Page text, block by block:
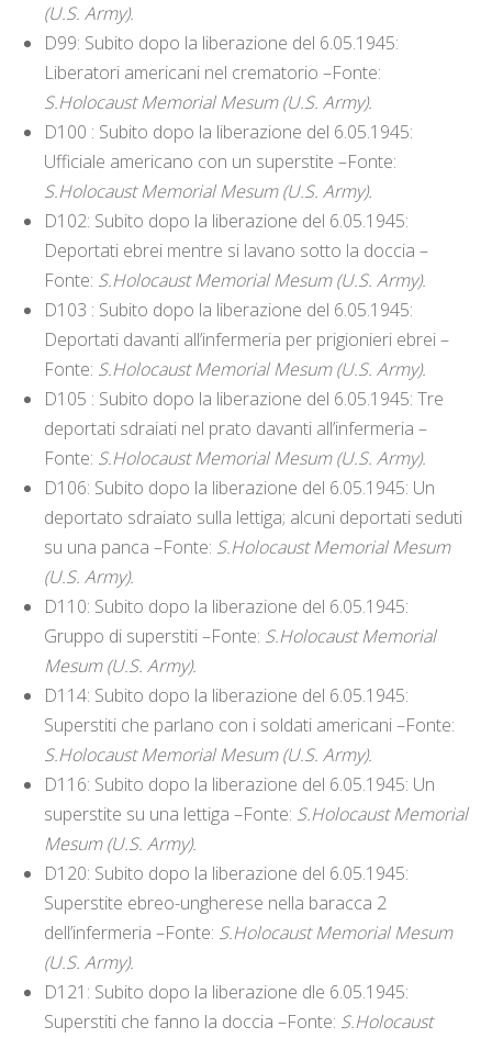
(U.S. Army).
D99: Subito dopo la liberazione del 6.05.1945:
Liberatori americani nel crematorio –Fonte:
S.Holocaust Memorial Mesum (U.S. Army).
D100 : Subito dopo la liberazione del 6.05.1945:
Ufficiale americano con un superstite –Fonte:
S.Holocaust Memorial Mesum (U.S. Army).
D102: Subito dopo la liberazione del 6.05.1945:
Deportati ebrei mentre si lavano sotto la doccia –
Fonte: S.Holocaust Memorial Mesum (U.S. Army).
D103 : Subito dopo la liberazione del 6.05.1945:
Deportati davanti all’infermeria per prigionieri ebrei –
Fonte: S.Holocaust Memorial Mesum (U.S. Army).
D105 : Subito dopo la liberazione del 6.05.1945: Tre
deportati sdraiati nel prato davanti all’infermeria –
Fonte: S.Holocaust Memorial Mesum (U.S. Army).
D106: Subito dopo la liberazione del 6.05.1945: Un
deportato sdraiato sulla lettiga; alcuni deportati seduti
su una panca –Fonte: S.Holocaust Memorial Mesum
(U.S. Army).
D110: Subito dopo la liberazione del 6.05.1945:
Gruppo di superstiti –Fonte: S.Holocaust Memorial
Mesum (U.S. Army).
D114: Subito dopo la liberazione del 6.05.1945:
Superstiti che parlano con i soldati americani –Fonte:
S.Holocaust Memorial Mesum (U.S. Army).
D116: Subito dopo la liberazione del 6.05.1945: Un
superstite su una lettiga –Fonte: S.Holocaust Memorial
Mesum (U.S. Army).
D120: Subito dopo la liberazione del 6.05.1945:
Superstite ebreo-ungherese nella baracca 2
dell’infermeria –Fonte: S.Holocaust Memorial Mesum
(U.S. Army).
D121: Subito dopo la liberazione dle 6.05.1945:
Superstiti che fanno la doccia –Fonte: S.Holocaust